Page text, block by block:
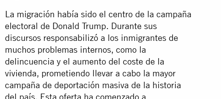
La migración había sido el centro de la campaña
electoral de Donald Trump. Durante sus
discursos responsabilizó a los inmigrantes de
muchos problemas internos, como la
delincuencia y el aumento del coste de la
vivienda, prometiendo llevar a cabo la mayor
campaña de deportación masiva de la historia
del país. Esta oferta ha comenzado a